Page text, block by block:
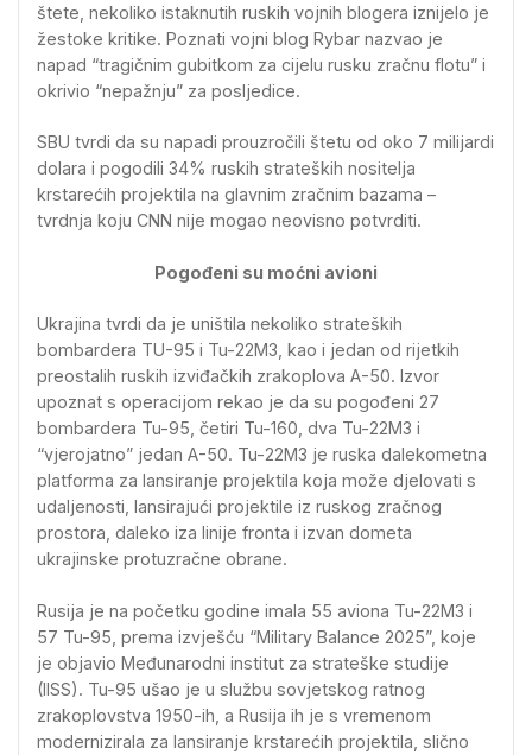
štete, nekoliko istaknutih ruskih vojnih blogera iznijelo je
žestoke kritike. Poznati vojni blog Rybar nazvao je
napad “tragičnim gubitkom za cijelu rusku zračnu flotu” i
okrivio “nepažnju” za posljedice.
SBU tvrdi da su napadi prouzročili štetu od oko 7 milijardi
dolara i pogodili 34% ruskih strateških nositelja
krstarećih projektila na glavnim zračnim bazama –
tvrdnja koju CNN nije mogao neovisno potvrditi.
Pogođeni su moćni avioni
Ukrajina tvrdi da je uništila nekoliko strateških
bombardera TU-95 i Tu-22M3, kao i jedan od rijetkih
preostalih ruskih izviđačkih zrakoplova A-50. Izvor
upoznat s operacijom rekao je da su pogođeni 27
bombardera Tu-95, četiri Tu-160, dva Tu-22M3 i
“vjerojatno” jedan A-50. Tu-22M3 je ruska dalekometna
platforma za lansiranje projektila koja može djelovati s
udaljenosti, lansirajući projektile iz ruskog zračnog
prostora, daleko iza linije fronta i izvan dometa
ukrajinske protuzračne obrane.
Rusija je na početku godine imala 55 aviona Tu-22M3 i
57 Tu-95, prema izvješću “Military Balance 2025”, koje
je objavio Međunarodni institut za strateške studije
(IISS). Tu-95 ušao je u službu sovjetskog ratnog
zrakoplovstva 1950-ih, a Rusija ih je s vremenom
modernizirala za lansiranje krstarećih projektila, slično